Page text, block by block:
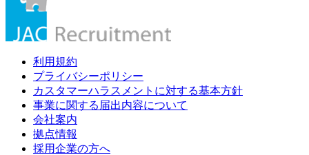
利用規約
プライバシーポリシー
カスタマーハラスメントに対する基本方針
事業に関する届出内容について
会社案内
拠点情報
採用企業の方へ